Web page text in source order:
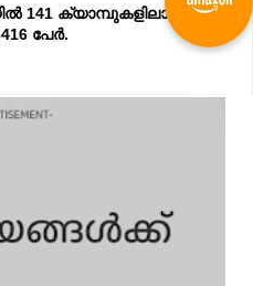
141 ക്യാമ്പുകളിലായി
പേർ.